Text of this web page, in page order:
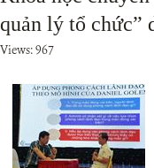
quản lý tổ chức”
Views: 967